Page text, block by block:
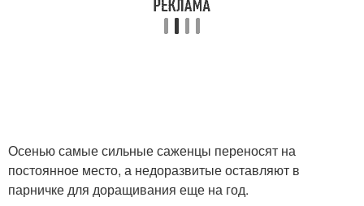
Осенью самые сильные саженцы переносят на
постоянное место, а недоразвитые оставляют в
парничке для доращивания еще на год.